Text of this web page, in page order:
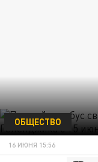
ОБЩЕСТВО
16 ИЮНЯ 15:56